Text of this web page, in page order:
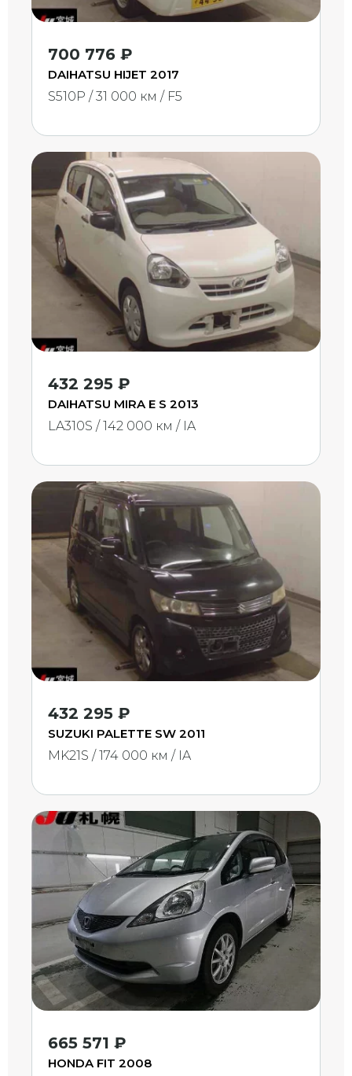
700 776 ₽
DAIHATSU HIJET 2017
S510P / 31 000 км / F5
432 295 ₽
DAIHATSU MIRA E S 2013
LA310S / 142 000 км / IA
432 295 ₽
SUZUKI PALETTE SW 2011
MK21S / 174 000 км / IA
665 571 ₽
HONDA FIT 2008